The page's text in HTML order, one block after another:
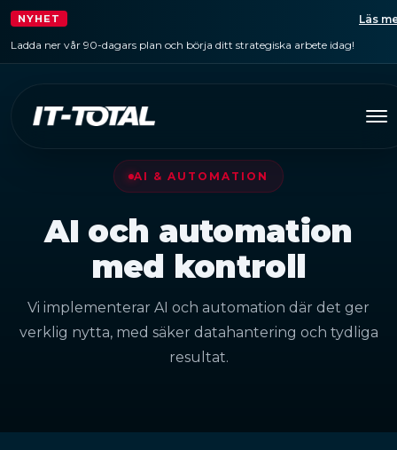
NYHET
Ladda ner vår 90-dagars plan och börja ditt strategiska arbete idag!
Läs
AI & AUTOMATION
AI och automation
med kontroll
Vi implementerar AI och automation där det ger
verklig nytta, med säker datahantering och tydliga
resultat.